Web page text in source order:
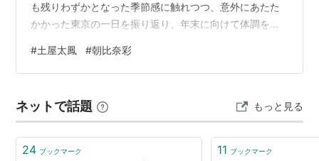
も残りわずかとなった季節感に触れつつ、意外にあたた
かかった東京の一日を振り返り、年末に向けて体調を気
朝比奈と出会ってから7年が経ったことに驚きをにじま
せ、「会うたびに大好き」と感謝と親愛の言葉を重ね
込めた言葉からは、仕事仲間を超えた深い信頼関係が伝
わってくる。 2人はこれまで、TBSドラマ『チ…
#土屋太鳳 #朝比奈彩
ネットで話題 もっと見る
24 ブックマーク 11 ブックマーク